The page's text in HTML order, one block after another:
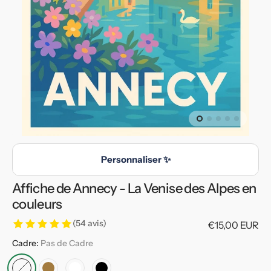
en
vedette
dans
la
vue
de
la
galerie
Personnaliser ✨
Affiche de Annecy - La Venise des Alpes en
couleurs
(54 avis)
Prix
€15,00 EUR
Cadre: Pas de Cadre